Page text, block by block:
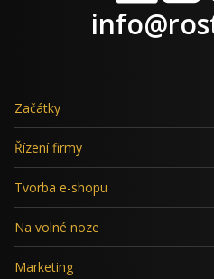
LinkedIn
X
Začátky
Řízení firmy
Tvorba e-shopu
Na volné noze
Marketing